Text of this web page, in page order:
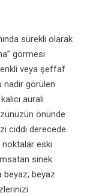
sürekli olarak
görmesi
veya şeffaf
nadir görülen
auralı
önünde
ciddi derecede
noktalar eski
sinek
beyaz; beyaz